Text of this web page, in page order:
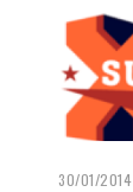
30/01/2014